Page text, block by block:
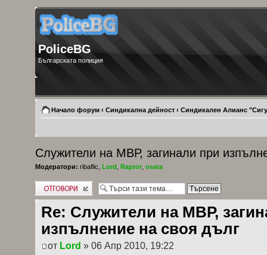
PoliceBG
Българската полиция
Начало форум ‹ Синдикална дейност ‹ Синдикален Алианс
Служители на МВР, загинали при
Модератори: ribaflic Lord Raptor osata
Добави отговор
Re: Служители на МВР,
изпълнение на своя дълг
от Lord » 06 Апр 2010, 19:22